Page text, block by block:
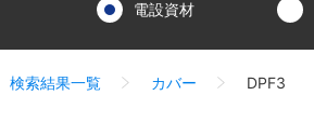
電設資材
検索結果一覧 カバー DPF3